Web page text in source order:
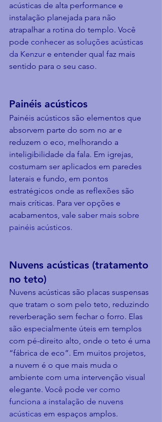
acústicas de alta performance e
instalação planejada para não
atrapalhar a rotina do templo. Você
pode conhecer as soluções acústicas
da Kenzur e entender qual faz mais
sentido para o seu caso.
Painéis acústicos
Painéis acústicos são elementos que
absorvem parte do som no ar e
reduzem o eco, melhorando a
inteligibilidade da fala. Em igrejas,
costumam ser aplicados em paredes
laterais e fundo, em pontos
estratégicos onde as reflexões são
mais críticas. Para ver opções e
acabamentos, vale saber mais sobre
painéis acústicos.
Nuvens acústicas (tratamento
no teto)
Nuvens acústicas são placas suspensas
que tratam o som pelo teto, reduzindo
reverberação sem fechar o forro. Elas
são especialmente úteis em templos
com pé-direito alto, onde o teto é uma
“fábrica de eco”. Em muitos projetos,
a nuvem é o que mais muda o
ambiente com uma intervenção visual
elegante. Você pode ver como
funciona a instalação de nuvens
acústicas em espaços amplos.